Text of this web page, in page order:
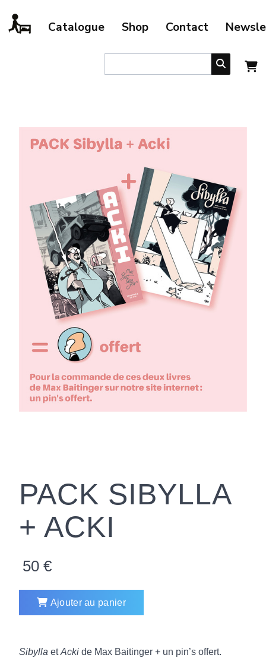
Catalogue Shop Contact
PACK SIBYLLA
+ ACKI
50 €
Ajouter au panier
Sibylla etAcki de Max Baitinger + un pin’s offert.